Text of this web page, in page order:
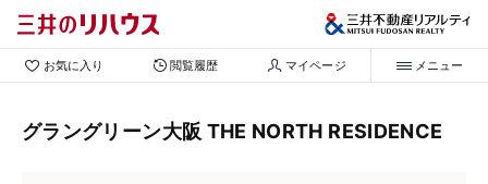
お気に入り 閲覧履歴 マイページ メニュー
グラングリーン大阪 THE NORTH RESIDENCE